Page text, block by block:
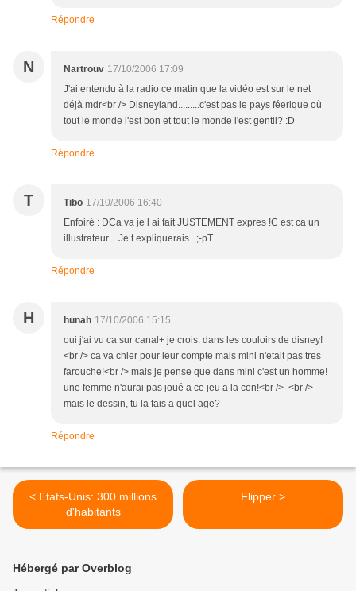
Répondre
N Nartrouv 17/10/2006 17:09
J'ai entendu à la radio ce matin que la vidéo est sur le net
déjà mdr<br /> Disneyland.........c'est pas le pays féerique où
tout le monde l'est bon et tout le monde l'est gentil? :D
Répondre
T Tibo 17/10/2006 16:40
Enfoiré : DCa va je l ai fait JUSTEMENT expres !C est ca un
illustrateur ...Je t expliquerais ;-pT.
Répondre
H hunah 17/10/2006 15:15
oui j'ai vu ca sur canal+ je crois. dans les couloirs de disney!
<br /> ca va chier pour leur compte mais mini n'etait pas tres
farouche!<br /> mais je pense que dans mini c'est un homme!
une femme n'aurai pas joué a ce jeu a la con!<br /> <br />
mais le dessin, tu la fais a quel age?
Répondre
< Etats-Unis: 300 millions
d'habitants
Flipper >
Hébergé par Overblog